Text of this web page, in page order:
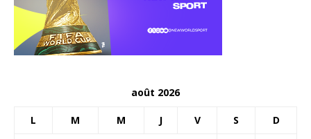
août 2026
L M M J V S D